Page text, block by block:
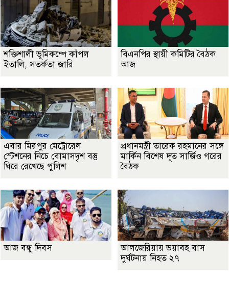
শক্তিশালী ভূমিকম্পে কাঁপল
ইতালি, সতর্কতা জারি
বিএনপির স্থায়ী কমিটির বৈঠক
আজ
এবার মিরপুর মেট্রোরেল
স্টেশনের নিচে বোমাসদৃশ বস্তু
ঘিরে রেখেছে পুলিশ
প্রধানমন্ত্রী তারেক রহমানের সঙ্গে
মার্কিন বিশেষ দূত সার্জিও গরের
বৈঠক
আজ বন্ধু দিবস
আলজেরিয়ায় ভয়াবহ বাস
দুর্ঘটনায় নিহত ২৭